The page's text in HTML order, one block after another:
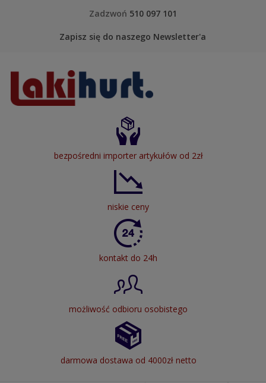
Zadzwoń 510 097 101
Zapisz się do naszego Newsletter'a
bezpośredni importer artykułów od 2zł
niskie ceny
kontakt do 24h
możliwość odbioru osobistego
darmowa dostawa od 4000zł netto